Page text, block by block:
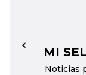
MI
Noticias
←